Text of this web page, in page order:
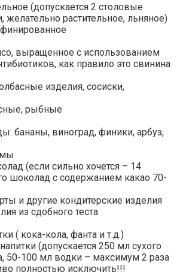
(допускается 2 столовые
желательно растительное, льняное)
выращенное с использованием
как правило это свинина
изделия, сосиски,
рыбные
бананы, виноград, финики, арбуз,
(если сильно хочется – 14
шоколад с содержанием какао 70-
и другие кондитерские изделия
из сдобного теста
( кока-кола, фанта и т.д.)
(допускается 250 мл сухого
50-100 мл водки – максимум 2 раза
полностью исключить!!!